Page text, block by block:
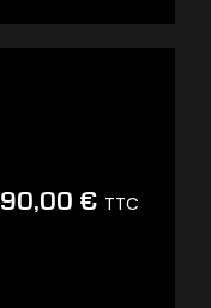
90,00 € TTC